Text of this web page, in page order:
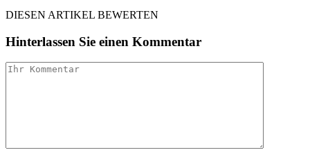
DIESEN ARTIKEL BEWERTEN
Hinterlassen Sie einen Kommentar